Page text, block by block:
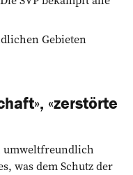
Gebieten
«zerstörte
umweltfreundlich
was dem Schutz der